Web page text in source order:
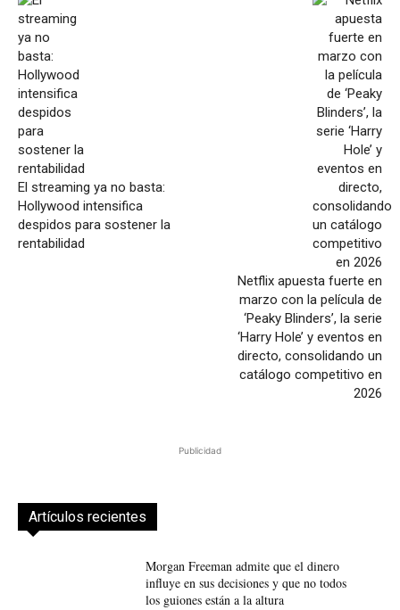
El streaming ya no basta:
Hollywood intensifica
despidos para sostener la
rentabilidad
Netflix apuesta fuerte en
marzo con la película de
‘Peaky Blinders’, la serie
‘Harry Hole’ y eventos en
directo, consolidando un
catálogo competitivo en
2026
Publicidad
Artículos recientes
Morgan Freeman admite que el dinero
influye en sus decisiones y que no todos
los guiones están a la altura